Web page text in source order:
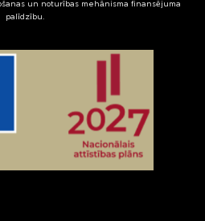
un noturības mehānisma finansējuma
palīdzību.